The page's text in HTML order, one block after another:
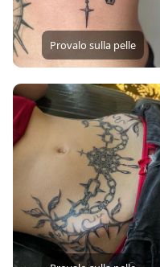
Provalo sulla pelle